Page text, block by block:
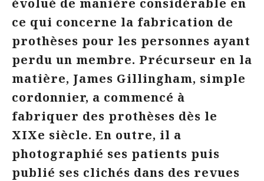
évolué de manière considérable en
ce qui concerne la fabrication de
prothèses pour les personnes ayant
perdu un membre. Précurseur en la
matière, James Gillingham, simple
cordonnier, a commencé à
fabriquer des prothèses dès le
XIXe siècle. En outre, il a
photographié ses patients puis
publié ses clichés dans des revues